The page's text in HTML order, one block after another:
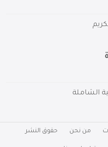
الشاملة
من نحن حقوق النشر